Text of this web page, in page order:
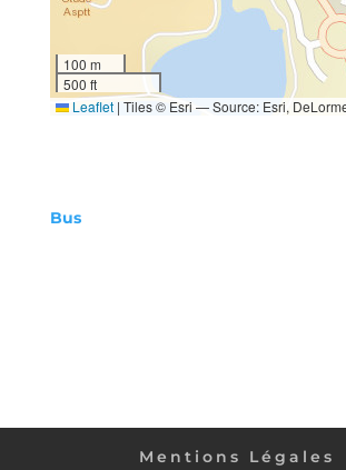
100 m
500 ft
Leaflet | Tiles © Esri — Source: Esri,
Bus: ligne B « Université <> Gourvily
Mentions Légales